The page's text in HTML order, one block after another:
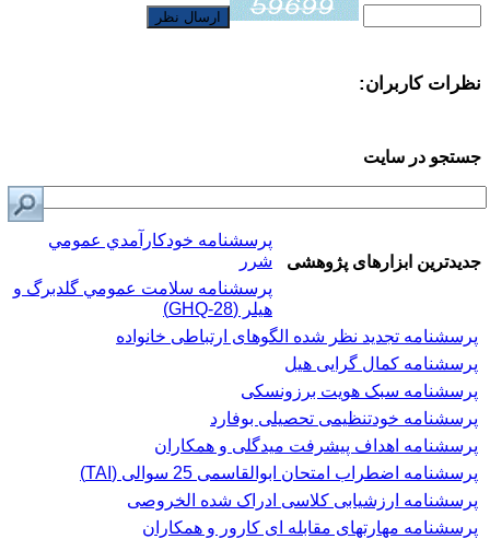
نظرات کاربران:
جستجو در سایت
جدیدترین ابزارهای پژوهشی
پرسشنامه خودكارآمدي عمومي
شرر
پرسشنامه سلامت عمومي گلدبرگ و
هیلر (GHQ-28)
پرسشنامه تجدید نظر شده الگوهای ارتباطی خانواده
پرسشنامه کمال گرایی هیل
پرسشنامه سبک هویت برزونسکی
پرسشنامه خودتنظیمی تحصیلی بوفارد
پرسشنامه اهداف پیشرفت میدگلی و همکاران
پرسشنامه اضطراب امتحان ابوالقاسمی 25 سوالی (TAI)
پرسشنامه ارزشیابی کلاسی ادراک شده الخروصی
پرسشنامه مهارتهای مقابله ای کارور و همکاران